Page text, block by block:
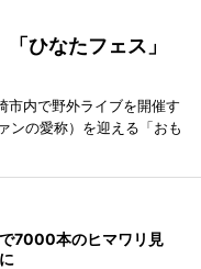
ひなたフェス」
市内で野外ライブを開催す
ンの愛称）を迎える「おも
7000本のヒマワリ見